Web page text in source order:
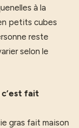
à la
petits cubes
reste
selon le
fait
gras fait maison